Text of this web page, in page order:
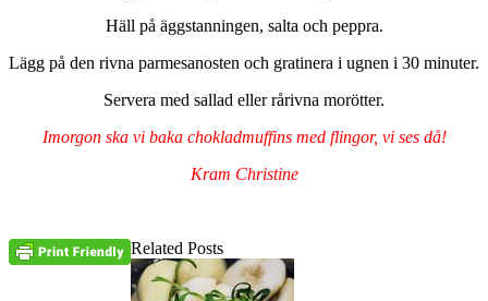
Häll på äggstanningen, salta och peppra.
Lägg på den rivna parmesanosten och gratinera i ugnen i 30 minuter.
Servera med sallad eller rårivna morötter.
Imorgon ska vi baka chokladmuffins med flingor, vi ses då!
Kram Christine
Related Posts